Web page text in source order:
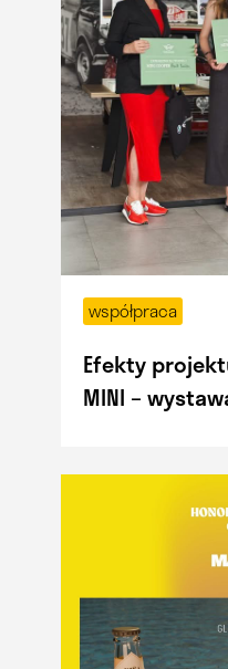
współpraca
Efekty
MINI –